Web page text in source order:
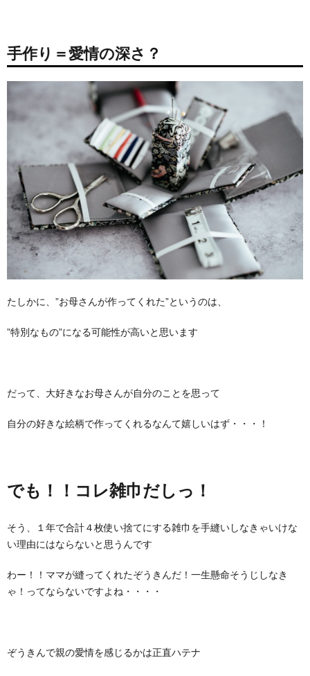
手作り＝愛情の深さ？
たしかに、”お母さんが作ってくれた”というのは、
”特別なもの”になる可能性が高いと思います
だって、大好きなお母さんが自分のことを思って
自分の好きな絵柄で作ってくれるなんて嬉しいはず・・・！
でも！！コレ雑巾だしっ！
そう、１年で合計４枚使い捨てにする雑巾を手縫いしなきゃいけな
い理由にはならないと思うんです
わー！！ママが縫ってくれたぞうきんだ！一生懸命そうじしなき
ゃ！ってならないですよね・・・・
ぞうきんで親の愛情を感じるかは正直ハテナ